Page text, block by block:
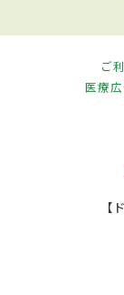
ご
医療
【